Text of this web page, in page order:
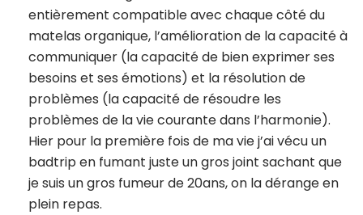
entièrement compatible avec chaque côté du
matelas organique, l’amélioration de la capacité à
communiquer (la capacité de bien exprimer ses
besoins et ses émotions) et la résolution de
problèmes (la capacité de résoudre les
problèmes de la vie courante dans l’harmonie).
Hier pour la première fois de ma vie j’ai vécu un
badtrip en fumant juste un gros joint sachant que
je suis un gros fumeur de 20ans, on la dérange en
plein repas.